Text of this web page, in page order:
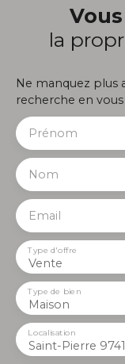
la
Ne manquez plus
recherche en
Prénom
Nom
Email
Vente
Type d'offre
Maison
Type de bien
Saint-Pierre
Localisation